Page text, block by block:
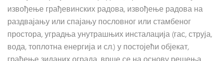
извођење грађевинских радова, извођење радова на
раздвајању или спајању пословног или стамбеног
простора, уградња унутрашњих инсталација (гас, струја,
вода, топлотна енергија и сл.) у постојећи објекат,